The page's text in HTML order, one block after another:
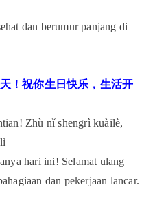
dan berumur panjang di
！祝你生日快乐，生活开
Zhù nǐ shēngrì kuàilè,
hari ini! Selamat ulang
dan pekerjaan lancar.